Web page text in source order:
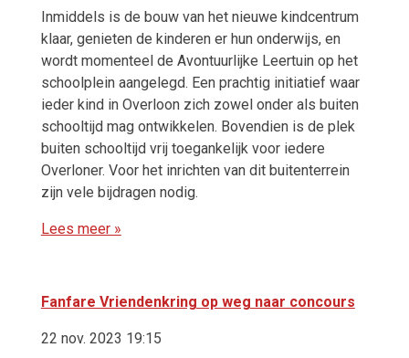
Inmiddels is de bouw van het nieuwe kindcentrum
klaar, genieten de kinderen er hun onderwijs, en
wordt momenteel de Avontuurlijke Leertuin op het
schoolplein aangelegd. Een prachtig initiatief waar
ieder kind in Overloon zich zowel onder als buiten
schooltijd mag ontwikkelen. Bovendien is de plek
buiten schooltijd vrij toegankelijk voor iedere
Overloner. Voor het inrichten van dit buitenterrein
zijn vele bijdragen nodig.
Lees meer »
Fanfare Vriendenkring op weg naar concours
22 nov. 2023 19:15